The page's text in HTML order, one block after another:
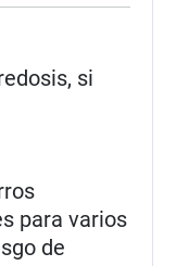
si
para varios
de